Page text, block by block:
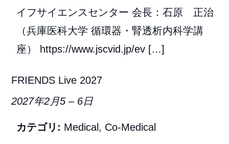
イフサイエンスセンター 会長：石原 正治
（兵庫医科大学 循環器・腎透析内科学講
座） https://www.jscvid.jp/ev […]
FRIENDS Live 2027
2027年2月5 – 6日
カテゴリ: Medical , Co-Medical